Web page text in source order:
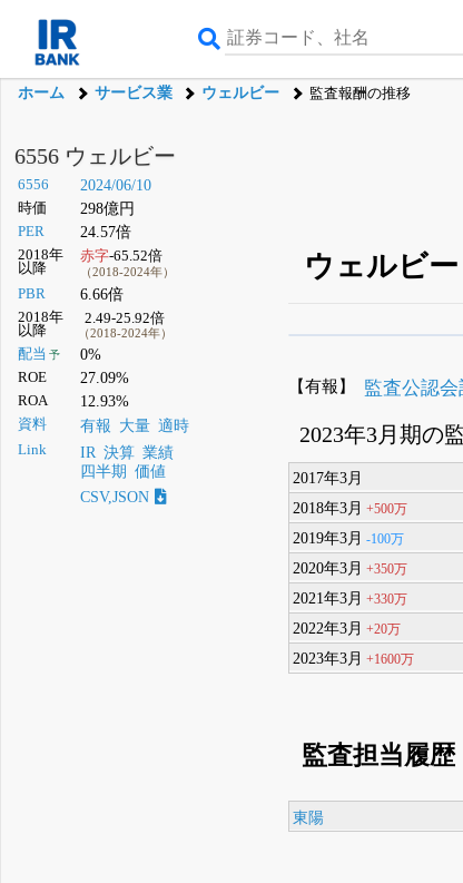
ホーム サービス業 ウェルビー 監査報酬の推移
6556 ウェルビー
6556 2024/06/10
時価 298億円
PER 24.57倍
2018年
以降
赤字-65.52倍
（2018-2024年）
PBR 6.66倍
2018年
以降
2.49-25.92倍
（2018-2024年）
配当 予 0%
ROE 27.09%
ROA 12.93%
資料 有報 大量 適時
Link IR 決算 業績
四半期 価値
CSV,JSON
ウェルビ
登録すると永久
【有報】 監査公認
2023年3月期の
2017年3月
2018年3月+500万
2019年3月-100万
2020年3月+350万
2021年3月+330万
2022年3月+20万
2023年3月+1600万
監査担当履歴
東陽